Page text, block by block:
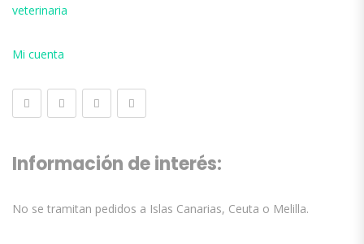
veterinaria
Mi cuenta
Información de interés:
No se tramitan pedidos a Islas Canarias, Ceuta o Melilla.